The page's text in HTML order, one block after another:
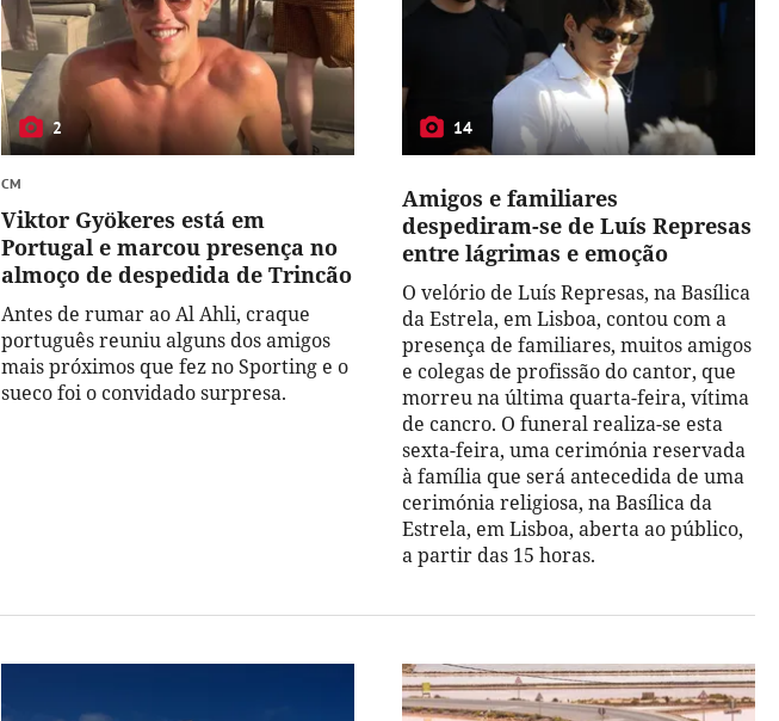
2
CM
Viktor Gyökeres está em
Portugal e marcou presença no
almoço de despedida de Trincão
Antes de rumar ao Al Ahli, craque
português reuniu alguns dos amigos
mais próximos que fez no Sporting e o
sueco foi o convidado surpresa.
14
Amigos e familiares
despediram-se de Luís Represas
entre lágrimas e emoção
O velório de Luís Represas, na Basílica
da Estrela, em Lisboa, contou com a
presença de familiares, muitos amigos
e colegas de profissão do cantor, que
morreu na última quarta-feira, vítima
de cancro. O funeral realiza-se esta
sexta-feira, uma cerimónia reservada
à família que será antecedida de uma
cerimónia religiosa, na Basílica da
Estrela, em Lisboa, aberta ao público,
a partir das 15 horas.